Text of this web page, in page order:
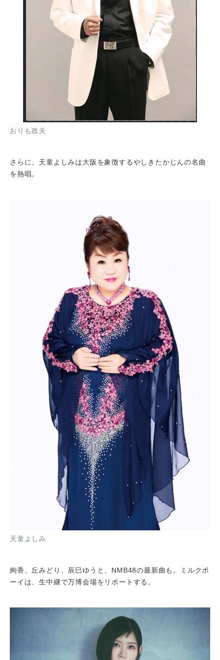
おりも政夫
さらに、天童よしみは大阪を象徴するやしきたかじんの名曲
を熱唱。
天童よしみ
絢香、丘みどり、辰巳ゆうと、NMB48の最新曲も。ミルクボ
ーイは、生中継で万博会場をリポートする。